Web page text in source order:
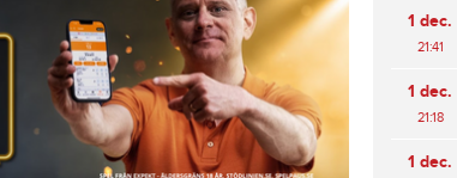
1 dec.
21:41
1 dec.
21:18
1 dec.